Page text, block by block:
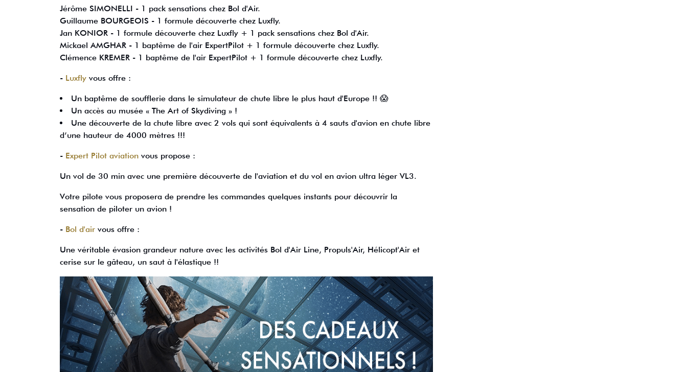
Jérôme SIMONELLI - 1 pack sensations chez Bol d'Air.
Guillaume BOURGEOIS - 1 formule découverte chez Luxfly.
Jan KONIOR - 1 formule découverte chez Luxfly + 1 pack sensations chez Bol d'Air.
Mickael AMGHAR - 1 baptême de l'air ExpertPilot + 1 formule découverte chez Luxfly.
Clémence KREMER - 1 baptême de l'air ExpertPilot + 1 formule découverte chez Luxfly.
- Luxfly vous offre :
Un baptême de soufflerie dans le simulateur de chute libre le plus haut d'Europe !! 😱
Un accès au musée « The Art of Skydiving » !
Une découverte de la chute libre avec 2 vols qui sont équivalents à 4 sauts d'avion en chute libre
d’une hauteur de 4000 mètres !!!
- Expert Pilot aviation vous propose :
Un vol de 30 min avec une première découverte de l'aviation et du vol en avion ultra léger VL3.
Votre pilote vous proposera de prendre les commandes quelques instants pour découvrir la
sensation de piloter un avion !
- Bol d'air vous offre :
Une véritable évasion grandeur nature avec les activités Bol d'Air Line, Propuls'Air, Hélicopt'Air et
cerise sur le gâteau, un saut à l'élastique !!